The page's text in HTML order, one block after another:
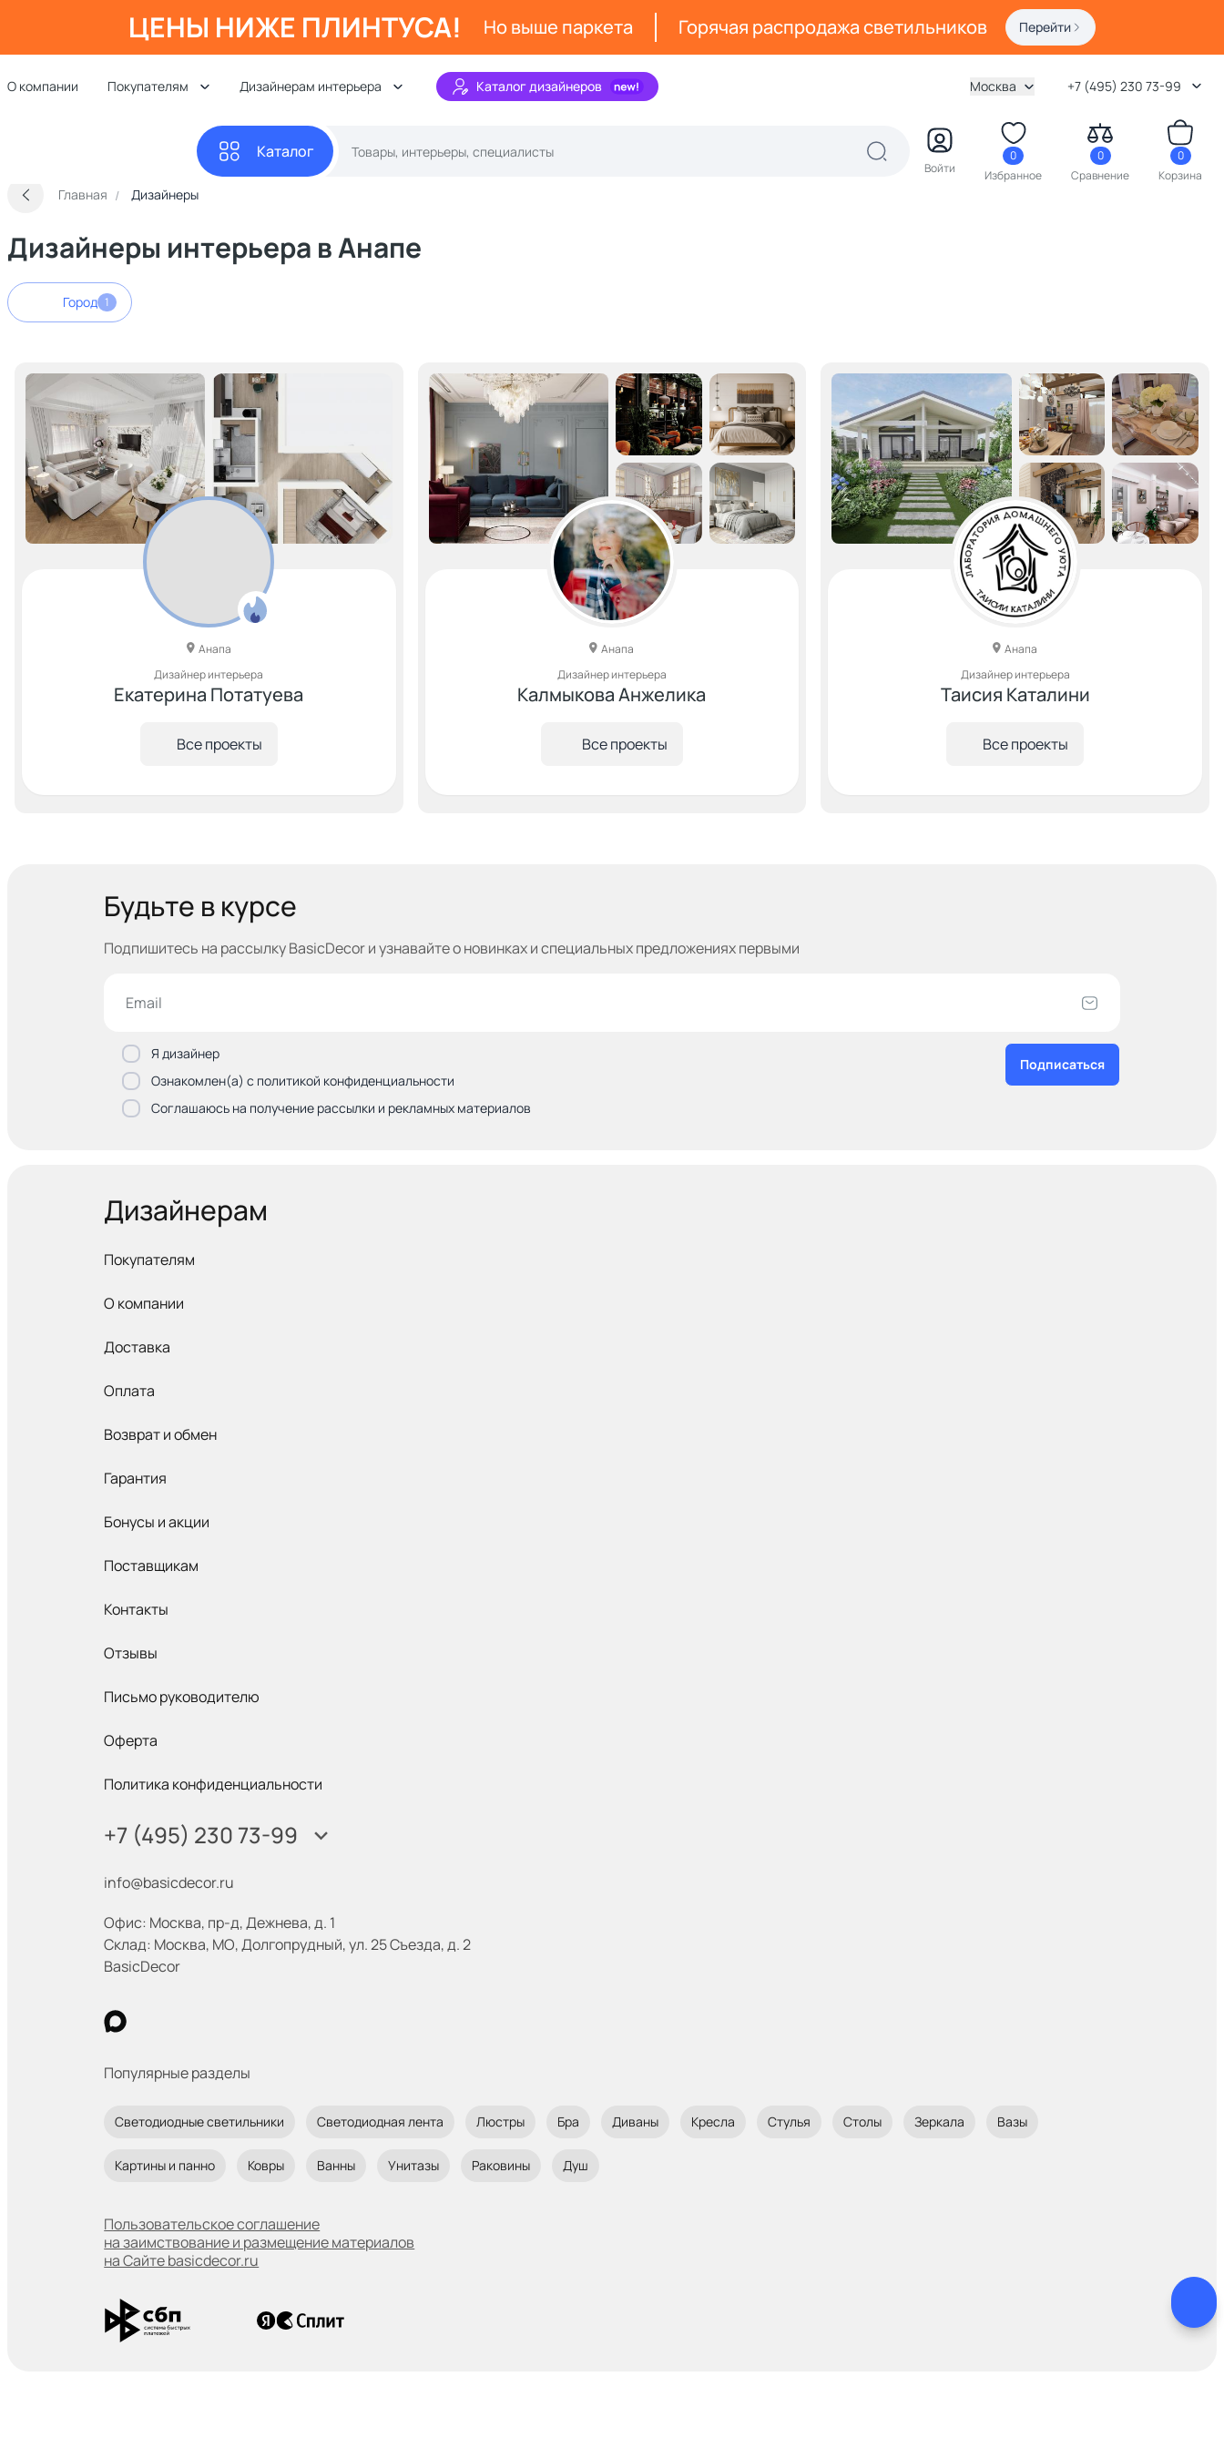
ЦЕНЫ НИЖЕ ПЛИНТУСА! Но выше паркета Горячая распродажа светильников Перейти
О компании Покупателям Дизайнерам интерьера Каталог дизайнеров Москва +7 (495) 230 73-99
Каталог
Войти
0
Избранное
0
Сравнение
0
Корзина
Главная Дизайнеры
Дизайнеры интерьера в Анапе
Город 1
Анапа
Дизайнер интерьера
Екатерина Потатуева
Все проекты
Анапа
Дизайнер интерьера
Калмыкова Анжелика
Все проекты
Анапа
Дизайнер интерьера
Таисия Каталини
Все проекты
Будьте в курсе
Подпишитесь на рассылку BasicDecor и узнавайтео новинках и специальных предложениях первыми
Я дизайнер
Ознакомлен(а) с политикой конфиденциальности
Соглашаюсь на получение рассылки и рекламных материалов
Подписаться
Дизайнерам
Покупателям
О компании
Доставка
Оплата
Возврат и обмен
Гарантия
Бонусы и акции
Поставщикам
Контакты
Отзывы
Письмо руководителю
Оферта
Политика конфиденциальности
+7 (495) 230 73-99
info@basicdecor.ru
Офис: Москва, пр-д, Дежнева, д. 1
Склад: Москва, МО, Долгопрудный, ул. 25 Съезда, д. 2
BasicDecor
Популярные разделы
Светодиодные светильники Светодиодная лента Люстры Бра Диваны Кресла Стулья Столы Зеркала Вазы
Картины и панно Ковры Ванны Унитазы Раковины Душ
Пользовательское соглашение
на заимствование и размещение материалов
на Сайте basicdecor.ru